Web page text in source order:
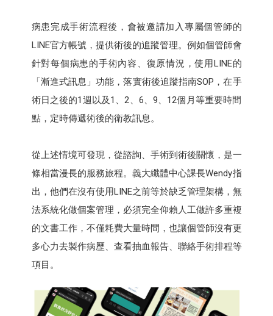
病患完成手術流程後，會被邀請加入專屬個管師的
LINE官方帳號，提供術後的追蹤管理。例如個管師會
針對每個病患的手術內容、復原情況，使用LINE的
「漸進式訊息」功能，落實術後追蹤指南SOP，在手
術日之後的1週以及1、2、6、9、12個月等重要時間
點，定時傳遞術後的衛教訊息。
從上述情境可發現，從諮詢、手術到術後關懷，是一
條相當漫長的服務旅程。義大纖體中心課長Wendy指
出，他們在沒有使用LINE之前等於缺乏管理架構，無
法系統化做個案管理，必須完全仰賴人工做許多重複
的文書工作，不僅耗費大量時間，也讓個管師沒有更
多心力去製作病歷、查看抽血報告、聯絡手術排程等
項目。